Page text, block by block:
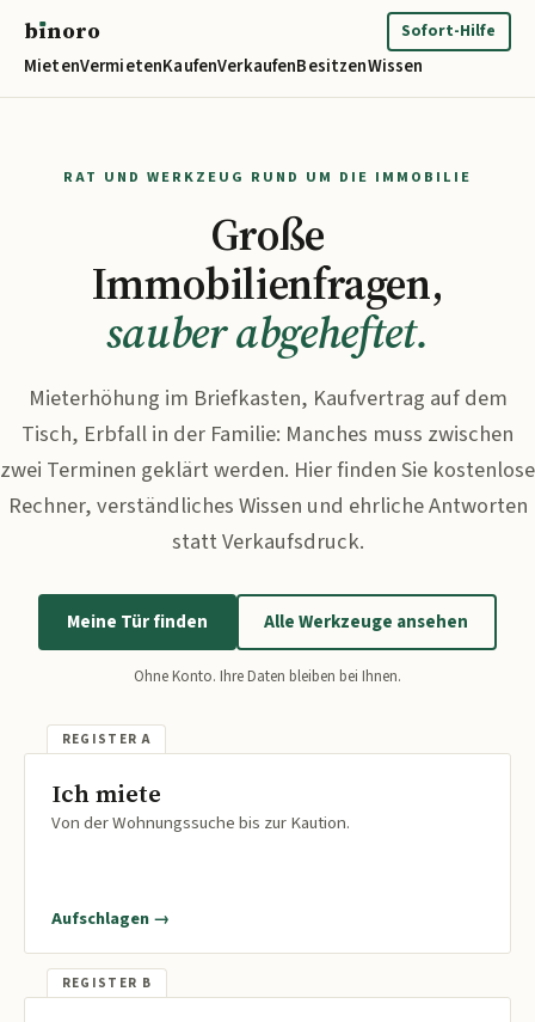
bınoro
MietenVermietenKaufenVerkaufenBesitzenWissen
Sofort-Hilfe
RAT UND WERKZEUG RUND UM DIE IMMOBILIE
Große
Immobilienfragen,
sauber abgeheftet.
Mieterhöhung im Briefkasten, Kaufvertrag auf dem
Tisch, Erbfall in der Familie: Manches muss zwischen
zwei Terminen geklärt werden. Hier finden Sie kostenlose
Rechner, verständliches Wissen und ehrliche Antworten
statt Verkaufsdruck.
Meine Tür finden Alle Werkzeuge ansehen
Ohne Konto. Ihre Daten bleiben bei Ihnen.
Ich miete
Von der Wohnungssuche bis zur Kaution.
Aufschlagen →